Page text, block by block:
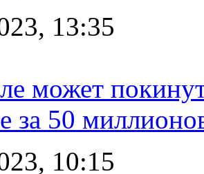
13:35
может
за 50
10:15